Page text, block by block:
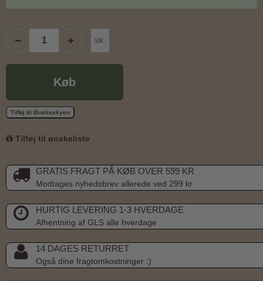
stk.
Køb
Tilføj til Ønskeskyen
Tilføj til ønskeliste
GRATIS FRAGT PÅ KØB OVER 599 KR
Modtages nyhedsbrev allerede ved 299 kr
HURTIG LEVERING 1-3 HVERDAGE
Afhentning af GLS alle hverdage
14 DAGES RETURRET
Også dine fragtomkostninger :)